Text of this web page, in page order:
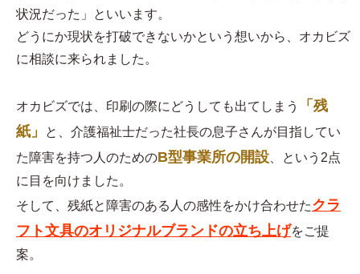
状況だった」といいます。
どうにか現状を打破できないかという想いから、オカビズ
に相談に来られました。
オカビズでは、印刷の際にどうしても出てしまう
「残
紙」
と、介護福祉士だった社長の息子さんが目指してい
た障害を持つ人のためのB型事業所の開設、という2点
に目を向けました。
そして、残紙と障害のある人の感性をかけ合わせたクラ
フト文具のオリジナルブランドの立ち上げをご提
案。